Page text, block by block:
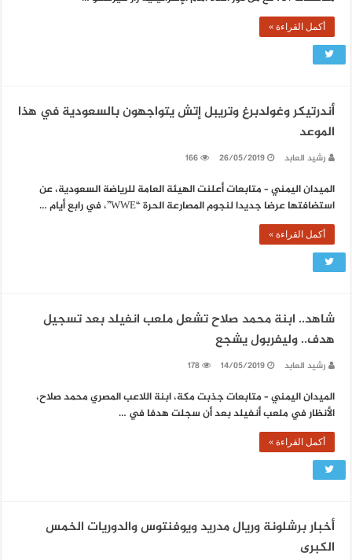
أكمل القراءة »
أندرتيكر وغولدبرغ وتريبل إتش يتواجهون بالسعودية في هذا
الموعد
رشيد العابد 26/05/2019
166
الميدان اليمني – متابعات أعلنت الهيئة العامة للرياضة السعودية، عن
استضافتها عرضا جديدا لنجوم المصارعة الحرة “WWE”، في رابع أيام …
أكمل القراءة »
شاهد.. ابنة محمد صلاح تشعل ملعب انفيلد بعد تسجيل
هدف.. وليفربول يشجع
رشيد العابد 14/05/2019
178
الميدان اليمني – متابعات جذبت مكة، ابنة اللاعب المصري محمد صلاح،
الأنظار في ملعب أنفيلد بعد أن سجلت هدفا في …
أكمل القراءة »
أخبار برشلونة وريال مدريد ويوفنتوس والدوريات الخمس
الكبرى